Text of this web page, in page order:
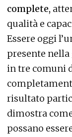
complete,
qualità e
Essere oggi
presente
in tre comuni
risultato
dimostra
possano